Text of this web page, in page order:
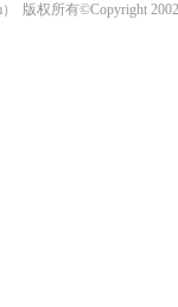
版权所有©Copyright